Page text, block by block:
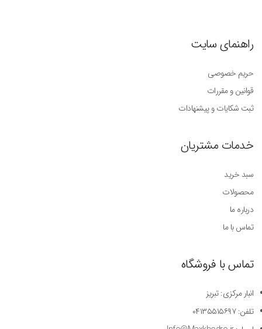
راهنمای سایت
حریم خصوصی
قوانین و مقررات
ثبت شکایات و پیشنهادات
خدمات مشتریان
سبد خرید
محصولات
درباره ما
تماس با ما
تماس با فروشگاه
انبار مرکزی: تبریز
تلفن: ۰۴۱۳۵۵۱۵۶۹۷